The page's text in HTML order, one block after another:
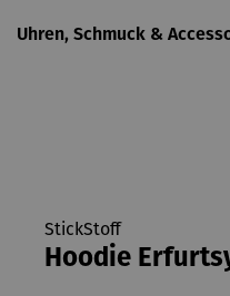
Uhren, Schmuck &
StickStoff
Hoodie